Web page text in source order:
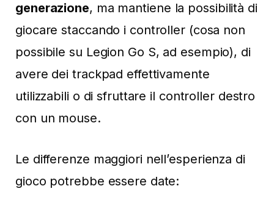
generazione, ma mantiene la possibilità di
giocare staccando i controller (cosa non
possibile su Legion Go S, ad esempio), di
avere dei trackpad effettivamente
utilizzabili o di sfruttare il controller destro
con un mouse.
Le differenze maggiori nell’esperienza di
gioco potrebbe essere date: